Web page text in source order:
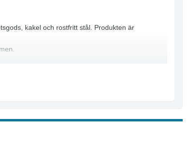
kakel och rostfritt stål. Produkten är